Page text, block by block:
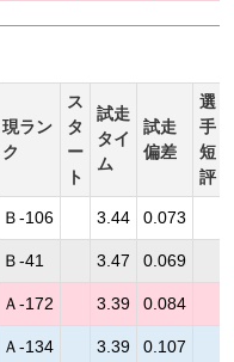
現ラン
ク
ス
タ
ー
ト
試走
タイ
ム
試走
偏差
選
手
短
評
Ｂ-106 3.44 0.073
Ｂ-41 3.47 0.069
Ａ-172 3.39 0.084
Ａ-134 3.39 0.107